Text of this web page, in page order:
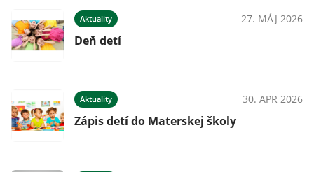
Aktuality 27. MÁJ 2026
Deň detí
Aktuality 30. APR 2026
Zápis detí do Materskej školy